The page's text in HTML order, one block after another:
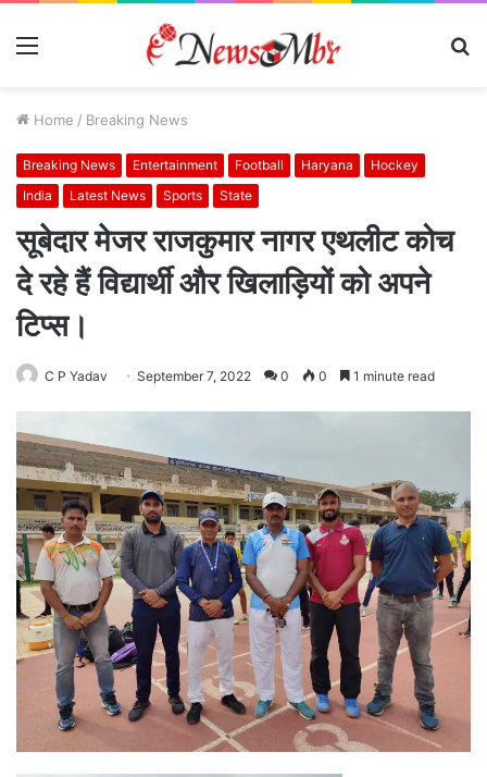
Menu
Home / Breaking News
Breaking News Entertainment Football Haryana
Hockey
India
Latest News Sports State
सूबेदार मेजर राजकुमार नागर एथलीट कोच
दे रहे हैं विद्यार्थी और खिलाड़ियों को अपने
टिप्स।
C P Yadav September 7, 2022 0 0 1 minute read